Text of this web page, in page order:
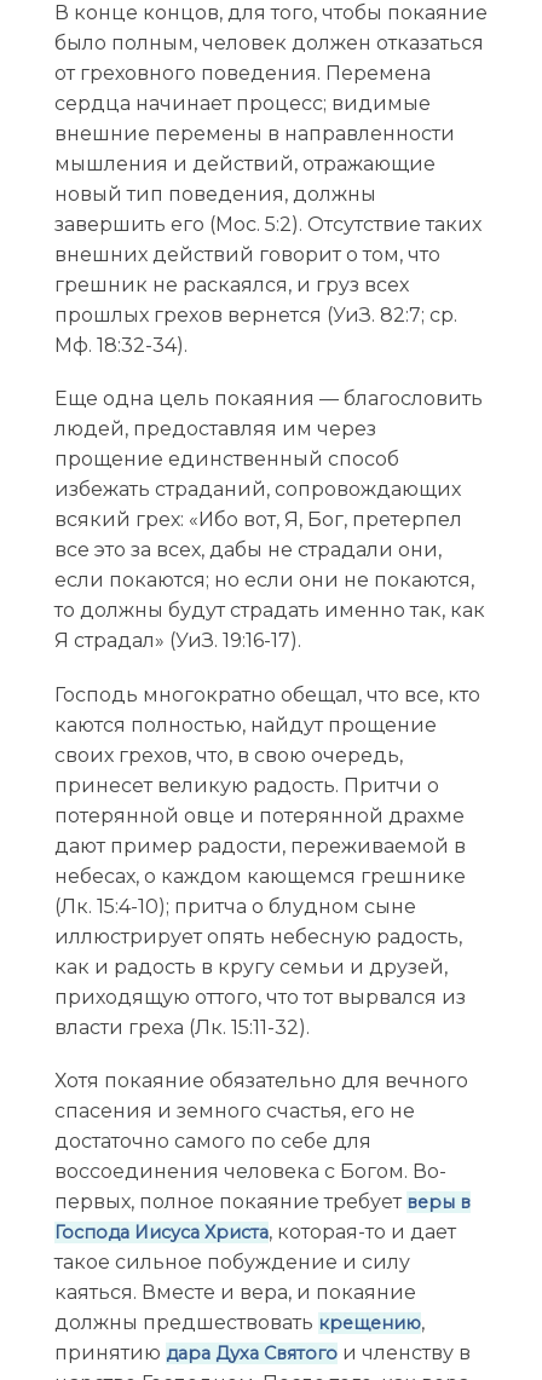
В конце концов, для того, чтобы покаяние
было полным, человек должен отказаться
от греховного поведения. Перемена
сердца начинает процесс; видимые
внешние перемены в направленности
мышления и действий, отражающие
новый тип поведения, должны
завершить его (Мос. 5:2). Отсутствие таких
внешних действий говорит о том, что
грешник не раскаялся, и груз всех
прошлых грехов вернется (УиЗ. 82:7; ср.
Mф. 18:32-34).
Еще одна цель покаяния — благословить
людей, предоставляя им через
прощение единственный способ
избежать страданий, сопровождающих
всякий грех: «Ибо вот, Я, Бог, претерпел
все это за всех, дабы не страдали они,
если покаются; но если они не покаются,
то должны будут страдать именно так, как
Я страдал» (УиЗ. 19:16-17).
Господь многократно обещал, что все, кто
каются полностью, найдут прощение
своих грехов, что, в свою очередь,
принесет великую радость. Притчи о
потерянной овце и потерянной драхме
дают пример радости, переживаемой в
небесах, о каждом кающемся грешнике
(Лк. 15:4-10); притча о блудном сыне
иллюстрирует опять небесную радость,
как и радость в кругу семьи и друзей,
приходящую оттого, что тот вырвался из
власти греха (Лк. 15:11-32).
Хотя покаяние обязательно для вечного
спасения и земного счастья, его не
достаточно самого по себе для
воссоединения человека с Богом. Во-
первых, полное покаяние требует веры в
Господа Иисуса Христа, которая-то и дает
такое сильное побуждение и силу
каяться. Вместе и вера, и покаяние
должны предшествовать крещению,
принятию дара Духа Святогои членству в